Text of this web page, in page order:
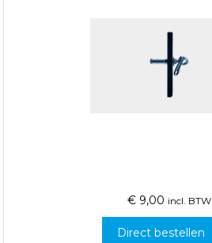
€ 9,00 incl. BTW
Direct bestellen